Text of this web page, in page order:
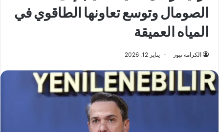
الصومال وتوسع تعاونها الطاقوي في
المياه العميقة
الكرامة نيوز يناير 12, 2026